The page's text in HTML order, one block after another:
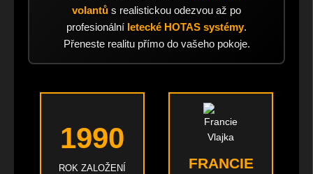
volantů s realistickou odezvou až po
profesionální letecké HOTAS systémy.
Přeneste realitu přímo do vašeho pokoje.
1990
ROK ZALOŽENÍ FRANCIE